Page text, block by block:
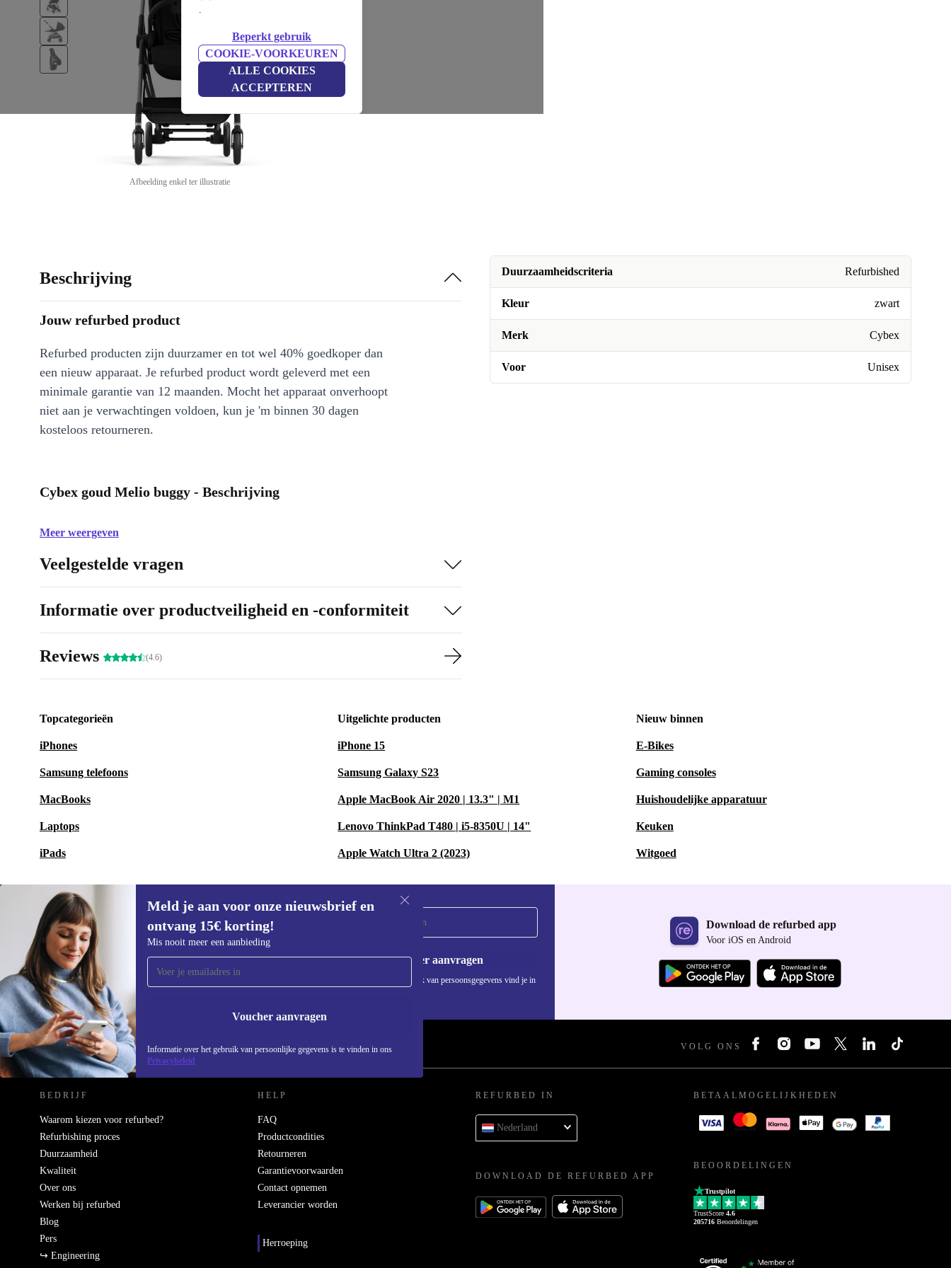
.
Beperkt gebruik
COOKIE-VOORKEUREN
ALLE COOKIES
ACCEPTEREN
Afbeelding enkel ter illustratie
Duurzaamheidscriteria Refurbished
Kleur zwart
Merk Cybex
Voor Unisex
Beschrijving
Jouw refurbed product
Refurbed producten zijn duurzamer en tot wel 40% goedkoper dan
een nieuw apparaat. Je refurbed product wordt geleverd met een
minimale garantie van 12 maanden. Mocht het apparaat onverhoopt
niet aan je verwachtingen voldoen, kun je 'm binnen 30 dagen
kosteloos retourneren.
Cybex goud Melio buggy - Beschrijving
Meer weergeven
Veelgestelde vragen
Informatie over productveiligheid en -conformiteit
Reviews (4.6)
Topcategorieën
iPhones
Samsung telefoons
MacBooks
Laptops
iPads
Uitgelichte producten
iPhone 15
Samsung Galaxy S23
Apple MacBook Air 2020 | 13.3" | M1
Lenovo ThinkPad T480 | i5-8350U | 14"
Apple Watch Ultra 2 (2023)
Nieuw binnen
E-Bikes
Gaming consoles
Huishoudelijke apparatuur
Keuken
Witgoed
Meld je aan voor onze nieuwsbrief en
ontvang 15€ korting!
Mis nooit meer een aanbieding
Voucher aanvragen
Informatie over het gebruik van persoonlijke gegevens is te vinden in ons
Privacybeleid
Meld je aan voor onze nieuwsbrief en
ontvang €15 korting!
Mis nooit meer een aanbieding.
Voucher aanvragen
Informatie over het gebruik van persoonsgegevens vind je in
Download de refurbed app
Voor iOS en Android
REFURBED NEDERLAND - RETHINK NEW. VOLG ONS
BEDRIJF
Waarom kiezen voor refurbed?
Refurbishing proces
Duurzaamheid
Kwaliteit
Over ons
Werken bij refurbed
Blog
Pers
↪ Engineering
HELP
FAQ
Productcondities
Retourneren
Garantievoorwaarden
Contact opnemen
Leverancier worden
Herroeping
REFURBED IN
Nederland
DOWNLOAD DE REFURBED APP
BETAALMOGELIJKHEDEN
BEOORDELINGEN
Trustpilot
TrustScore 4.6
205716 Beoordelingen